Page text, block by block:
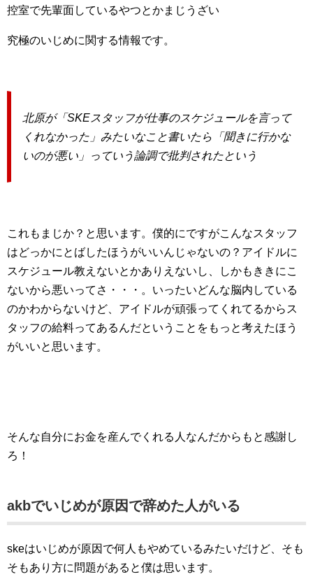
控室で先輩面しているやつとかまじうざい
究極のいじめに関する情報です。
北原が「SKEスタッフが仕事のスケジュールを言って
くれなかった」みたいなこと書いたら
「聞きに行かな
いのが悪い」っていう論調で批判されたという
これもまじか？と思います。僕的にですがこんなスタッフ
はどっかにとばしたほうがいいんじゃないの？アイドルに
スケジュール教えないとかありえないし、しかもききにこ
ないから悪いってさ・・・。いったいどんな脳内している
のかわからないけど、アイドルが頑張ってくれてるからス
タッフの給料ってあるんだということをもっと考えたほう
がいいと思います。
そんな自分にお金を産んでくれる人なんだからもと感謝し
ろ！
akbでいじめが原因で辞めた人がいる
skeはいじめが原因で何人もやめているみたいだけど、そも
そもあり方に問題があると僕は思います。